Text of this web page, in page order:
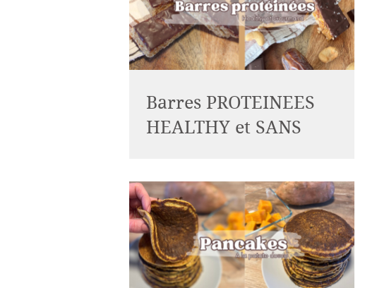
Barres PROTEINEES
HEALTHY et SANS
Bonjour à tous, cette semaine je vous propose
2 recettes de barres protéinées sans cuisson,
pour répondre à la demande qui m'a était...